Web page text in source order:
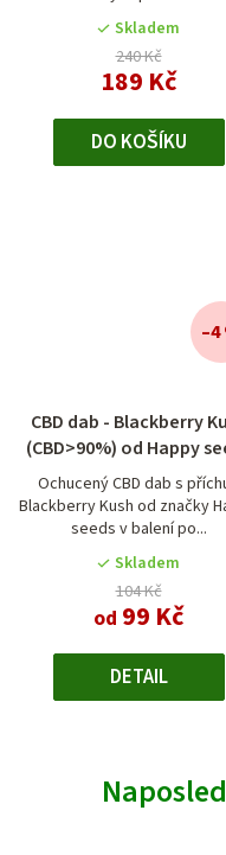
Skladem
240 Kč
189 Kč
DO KOŠÍKU
CBD dab - Blackberry
(CBD>90%) od Happy
Ochucený CBD dab s
Blackberry Kush od značky
seeds v balení po...
hodnocení
produktu
je
4,0
z
5
hvězdiček.
Skladem
104 Kč
od 99 Kč
–4
DETAIL